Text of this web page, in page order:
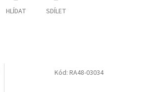
HLÍDAT SDÍLET
Kód: RA48-03034